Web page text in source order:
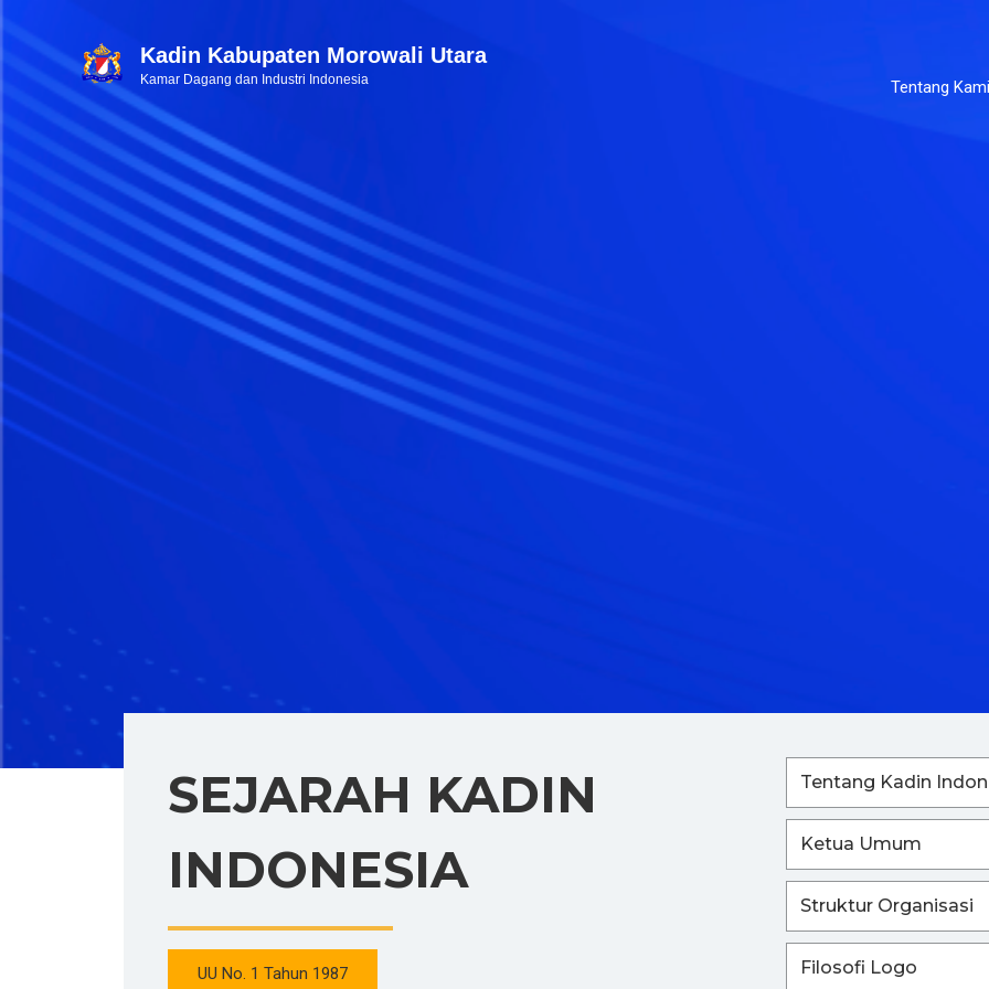
Kadin Kabupaten Morowali Utara
Kamar Dagang dan Industri Indonesia Tentang Kami
SEJARAH KADIN
INDONESIA
UU No. 1 Tahun 1987
Tentang Kadin
Ketua Umum
Struktur Organisasi
Filosofi Logo